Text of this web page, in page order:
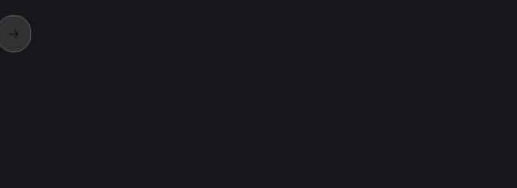
→